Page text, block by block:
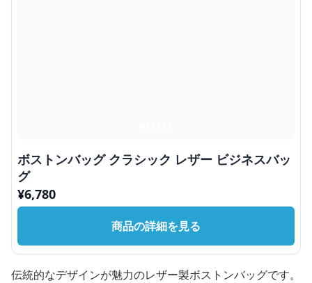
ボストンバッグ クラシック レザー ビジネスバッ
グ
¥6,780
商品の詳細を見る
伝統的なデザインが魅力のレザー製ボストンバッグです。